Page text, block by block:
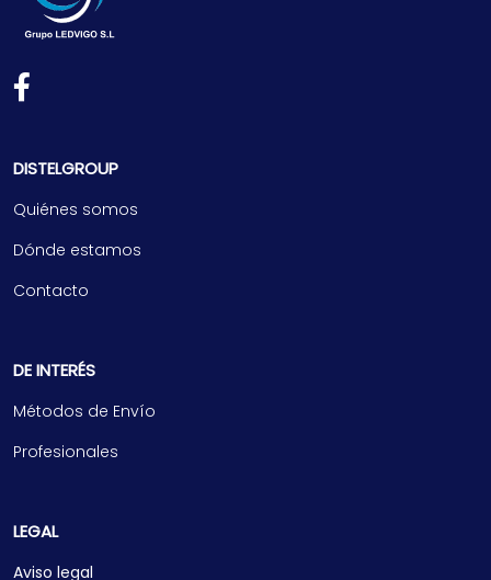
DISTELGROUP
Quiénes somos
Dónde estamos
Contacto
DE INTERÉS
Métodos de Envío
Profesionales
LEGAL
Aviso legal